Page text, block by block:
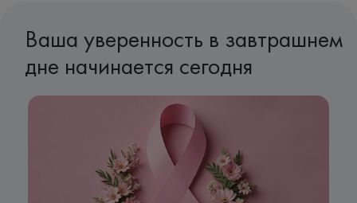
Ваша уверенность в завтрашнем
дне начинается сегодня